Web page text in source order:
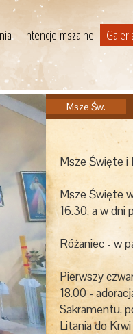
Intencje mszalne
Msze Św.
Msze Święte i
Msze Święte
16.30, a w dni
Różaniec - w
Pierwszy
18.00 -
Sakramentu,
Litania do